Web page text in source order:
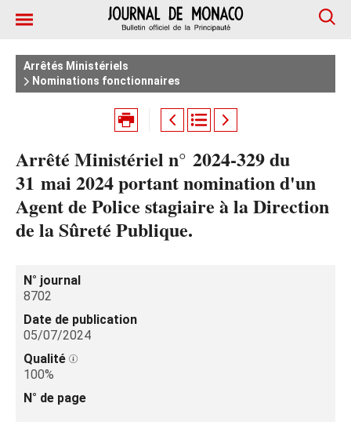
Arrêtés Ministériels
Nominations fonctionnaires
Arrêté Ministériel n° 2024‑329 du
31 mai 2024 portant nomination d'un
Agent de Police stagiaire à la Direction
de la Sûreté Publique.
N° journal
8702
Date de publication
05/07/2024
Qualité
100%
N° de page